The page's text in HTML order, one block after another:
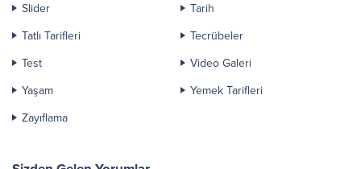
Slider
Tarih
Tatlı Tarifleri
Tecrübeler
Test
Video Galeri
Yaşam
Yemek Tarifleri
Zayıflama